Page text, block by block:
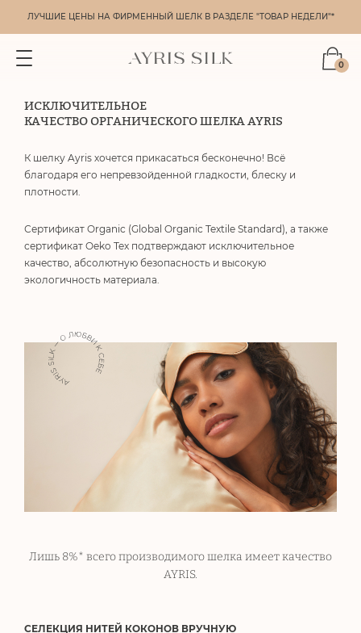
ЛУЧШИЕ ЦЕНЫ НА ФИРМЕННЫЙ ШЕЛК В РАЗДЕЛЕ "ТОВАР НЕДЕЛИ"*
0
ИСКЛЮЧИТЕЛЬНОЕ
КАЧЕСТВО ОРГАНИЧЕСКОГО ШЕЛКА AYRIS
К шелку Ayris хочется прикасаться бесконечно! Всё
благодаря его непревзойденной гладкости, блеску и
плотности.
Сертификат Organic (Global Organic Textile Standard), а также
сертификат Oeko Tex подтверждают исключительное
качество, абсолютную безопасность и высокую
экологичность материала.
Лишь 8%* всего производимого шелка имеет качество
AYRIS.
СЕЛЕКЦИЯ НИТЕЙ КОКОНОВ ВРУЧНУЮ